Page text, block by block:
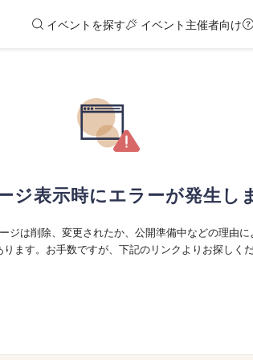
イベントを探す イベント主催者向け
ジ表示時にエラーが発生し
ジは削除、変更されたか、公開準備中などの理由に
ます。お手数ですが、下記のリンクよりお探しくだ